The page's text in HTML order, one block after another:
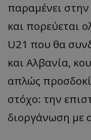
παραμένει
και πορεύεται
U21 που θα
και Αλβανία,
απλώς
στόχο: την
διοργάνωση με